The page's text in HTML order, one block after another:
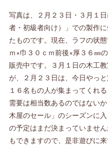
写真は、２月２３日・３月１
者・初級者向け）」での製作
たものです。現在、ラフの状
ｍ×巾３０ｃｍ前後×厚３６㎜
販売中です。３月１日の木工
が、２月２３日は、今日やっ
１６名もの人が集まってくれ
需要は相当数あるのではない
木屋のセール」のシーズンに
の予定はまだ決まっていませ
もできますので、是非遊びに